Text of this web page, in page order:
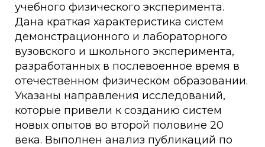
учебного физического эксперимента.
Дана краткая характеристика систем
демонстрационного и лабораторного
вузовского и школьного эксперимента,
разработанных в послевоенное время в
отечественном физическом образовании.
Указаны направления исследований,
которые привели к созданию систем
новых опытов во второй половине 20
века. Выполнен анализ публикаций по